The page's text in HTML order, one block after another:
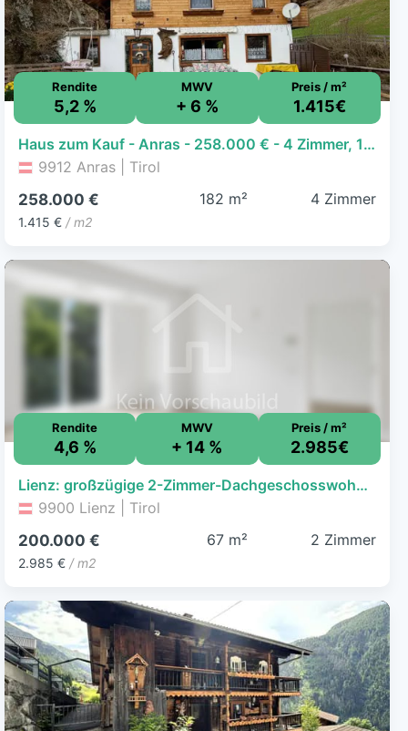
Rendite
5,2 %
MWV
+ 6 %
Preis / m²
1.415€
Haus zum Kauf - Anras - 258.000 € - 4 Zimmer, 182,3 m², 911 m² Grundstück
9912 Anras | Tirol
258.000 €
1.415 € / m2
182 m² 4 Zimmer
Rendite
4,6 %
MWV
+ 14 %
Preis / m²
2.985€
Lienz: großzügige 2-Zimmer-Dachgeschosswohnung Top 58 - Amlacherstraße 2
9900 Lienz | Tirol
200.000 €
2.985 € / m2
67 m² 2 Zimmer